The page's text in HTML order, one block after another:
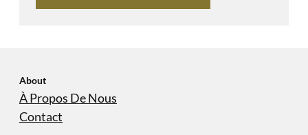
About
À Propos De Nous
Contact